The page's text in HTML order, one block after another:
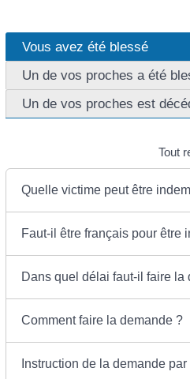
Vous avez été blessé
Un de vos proches a été
Un de vos proches est
Tout
Quelle victime peut être
Faut-il être français pour être
Dans quel délai faut-il faire la
Comment faire la demande ?
Instruction de la demande par